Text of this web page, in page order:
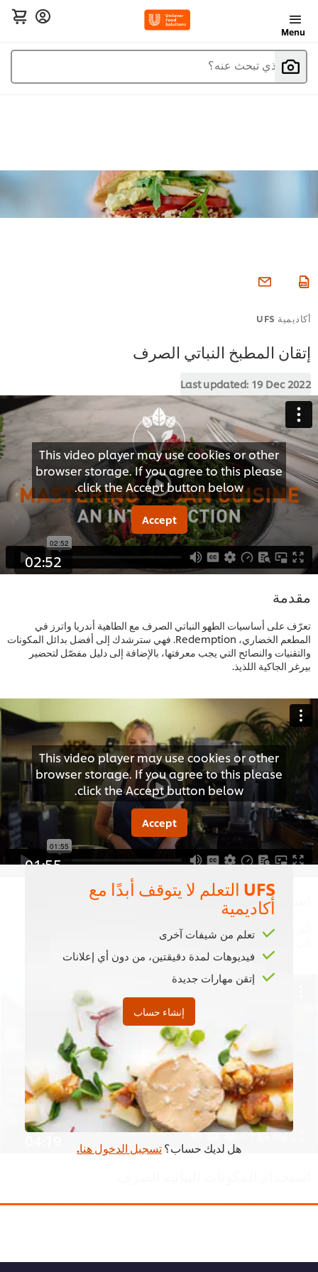
Menu
ما الذي تبحث عنه؟
أكاديمية UFS
إتقان المطبخ النباتي الصرف
Last updated: 19 Dec 2022
This video player may use cookies or other
browser storage. If you agree to this please
click the Accept button below.
Accept
02:52
مقدمة
تعرّف على أساسيات الطهو النباتي الصرف مع الطاهية أندريا واترز في
المطعم الخضاري، Redemption. فهي سترشدك إلى أفضل بدائل المكونات
والتقنيات والنصائح التي يجب معرفتها، بالإضافة إلى دليل مفصّل لتحضير
بيرغر الجاكية اللذيذ.
This video player may use cookies or other
browser storage. If you agree to this please
click the Accept button below.
Accept
01:55
استخدام المعدات المناسبة
أتقِن المطبخ النباتي الصرف واستمع إلى الطاهية أندريا واترز بينما ترشدك
إلى المعدات الضرورية الأساسية لتحضير أطباق نباتية صرف رائعة.
This video player may use cookies or other
browser storage. If you agree to this please
click the Accept button below.
Accept
شاهد الطاهية أندريا واترز وهي تعرض لك كيفية استخدام المكونات اليومية
UFS التعلم لا يتوقف أبدًا مع
أكاديمية
تعلم من شيفات آخرى
فيديوهات لمدة دقيقتين، من دون أي إعلانات
إتقن مهارات جديدة
إنشاء حساب
هل لديك حساب؟تسجيل الدخول هنا.